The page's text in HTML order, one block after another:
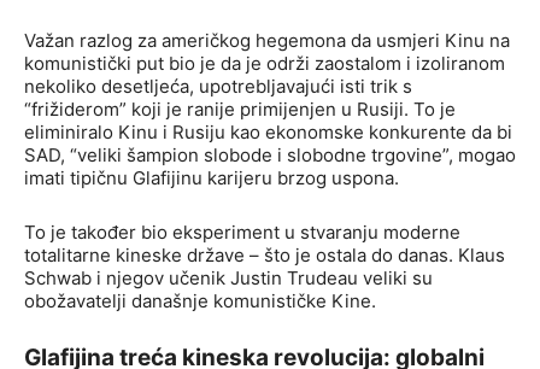
Važan razlog za američkog hegemona da usmjeri Kinu na
komunistički put bio je da je održi zaostalom i izoliranom
nekoliko desetljeća, upotrebljavajući isti trik s
“frižiderom” koji je ranije primijenjen u Rusiji. To je
eliminiralo Kinu i Rusiju kao ekonomske konkurente da bi
SAD, “veliki šampion slobode i slobodne trgovine”, mogao
imati tipičnu Glafijinu karijeru brzog uspona.
To je također bio eksperiment u stvaranju moderne
totalitarne kineske države – što je ostala do danas. Klaus
Schwab i njegov učenik Justin Trudeau veliki su
obožavatelji današnje komunističke Kine.
Glafijina treća kineska revolucija: globalni